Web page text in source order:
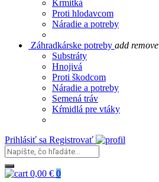
Krmitká
Proti hlodavcom
Náradie a potreby
Záhradkárske potreby add remove
Substráty
Hnojivá
Proti škodcom
Náradie a potreby
Semená tráv
Kŕmidlá pre vtáky
Prihlásiť sa Registrovať
0,00 € 0